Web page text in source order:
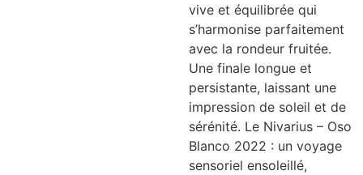
vive et équilibrée qui
s’harmonise parfaitement
avec la rondeur fruitée.
Une finale longue et
persistante, laissant une
impression de soleil et de
sérénité. Le Nivarius – Oso
Blanco 2022 : un voyage
sensoriel ensoleillé,